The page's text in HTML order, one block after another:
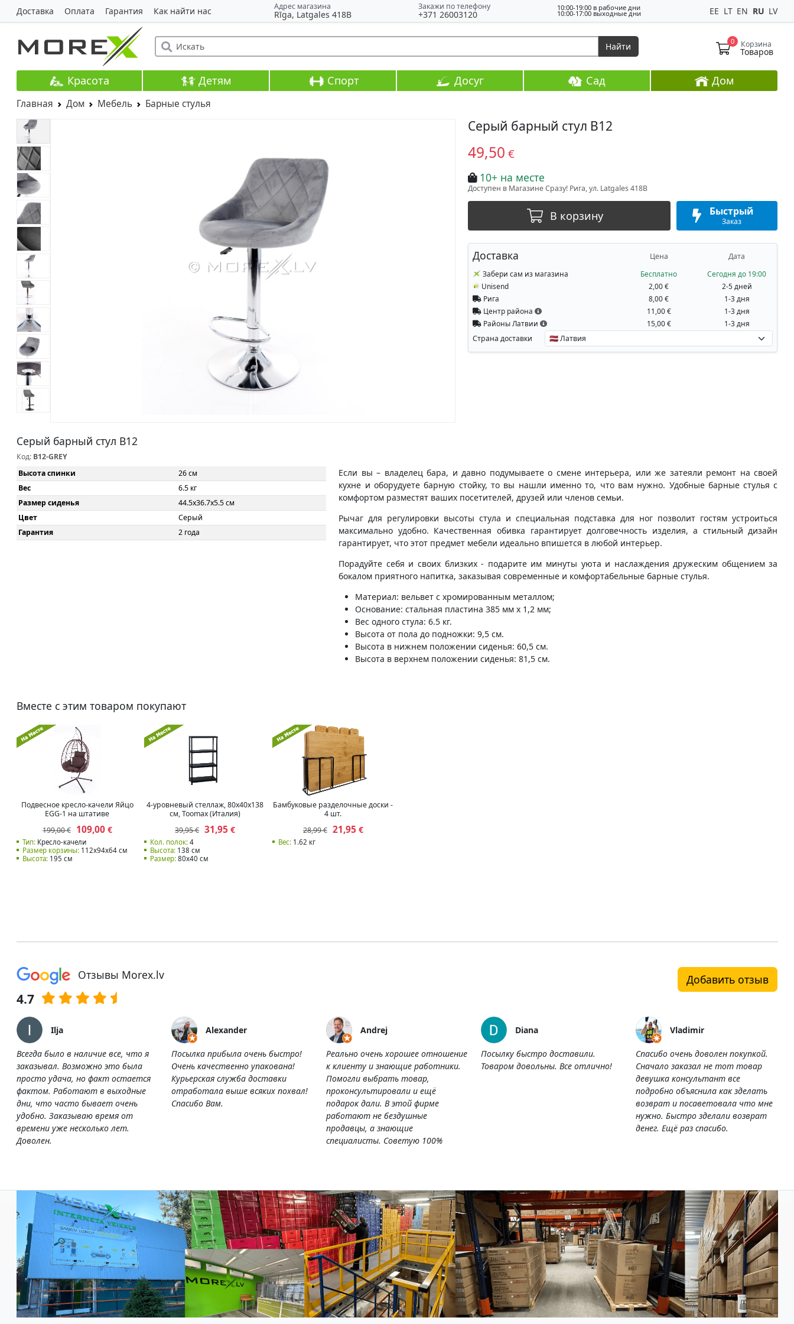
Доставка Оплата Гарантия Как найти нас Адрес магазина
Rīga, Latgales 418B
Закажи по телефону
+371 26003120
10:00-19:00 в рабочие дни
10:00-17:00 выходные дни EE LT EN RU LV
0 Корзина
Товаров
Найти
Красота Детям Спорт Досуг Сад Дом
Главная Дом Мебель Барные стулья
Серый барный стул B12
49,50 €
10+ на месте
Доступен в Магазине Сразу! Рига, ул. Latgales 418B
В корзину Быстрый
Заказ
Доставка Цена Дата
Забери сам из магазина Бесплатно
Сегодня до 19:00
Unisend
2,00 €
2-5 дней
Рига
8,00 €
1-3 дня
Центр района
11,00 €
1-3 дня
Районы Латвии
15,00 € 1-3 дня
Страна доставки
Серый барный стул B12
Код: B12-GREY
Высота спинки
26 см
Вес
6.5 кг
Размер сиденья
44.5x36.7x5.5 см
Цвет
Серый
Гарантия
2 года
Если вы – владелец бара, и давно подумываете о смене интерьера, или же затеяли ремонт на своей
кухне и оборудуете барную стойку, то вы нашли именно то, что вам нужно. Удобные барные стулья с
комфортом разместят ваших посетителей, друзей или членов семьи.
Рычаг для регулировки высоты стула и специальная подставка для ног позволит гостям устроиться
максимально удобно. Качественная обивка гарантирует долговечность изделия, а стильный дизайн
гарантирует, что этот предмет мебели идеально впишется в любой интерьер.
Порадуйте себя и своих близких - подарите им минуты уюта и наслаждения дружеским общением за
бокалом приятного напитка, заказывая современные и комфортабельные барные стулья.
Материал: вельвет с хромированным металлом;
Основание: стальная пластина 385 мм х 1,2 мм;
Вес одного стула: 6.5 кг.
Высота от пола до подножки: 9,5 см.
Высота в нижнем положении сиденья: 60,5 см.
Высота в верхнем положении сиденья: 81,5 см.
Вместе с этим товаром покупают
Подвесное кресло-качели Яйцо
EGG-1 на штативе
199,00 €
109,00€
Тип:Кресло-качели
Размер корзины:112x94x64 cм
Высота:195 см
4-уровневый стеллаж, 80x40x138
см, Toomax (Италия)
39,95 € 31,95 €
Кол. полок: 4
Высота: 138 см
Размер: 80x40 см
Бамбуковые разделочные доски -
4 шт.
28,99 € 21,95 €
Вес:1.62 кг
Отзывы Morex.lv
4.7
Добавить отзыв
Ilja
Всегда было в наличие все, что я
заказывал. Возможно это была
просто удача, но факт остается
фактом. Работают в выходные
дни, что часто бывает очень
удобно. Заказываю время от
времени уже несколько лет.
Доволен.
Alexander
Посылка прибыла очень быстро!
Очень качественно упакована!
Курьерская служба доставки
отработала выше всяких похвал!
Спасибо Вам.
Andrej
Реально очень хорошее отношение
к клиенту и знающие работники.
Помогли выбрать товар,
проконсультировали и ещё
подарок дали. В этой фирме
работают не бездушные
продавцы, а знающие
специалисты. Советую 100%
Diana
Посылку быстро доставили.
Товаром довольны. Все отлично!
Vladimir
Спасибо очень доволен покупкой.
Сначало заказал не тот товар
девушка консультант все
подробно объяснила как зделать
возврат и посаветовала что мне
нужно. Быстро зделали возврат
денег. Ещё раз спасибо.